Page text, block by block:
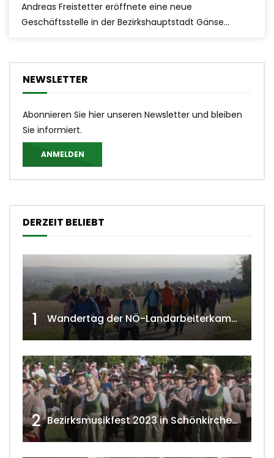
Andreas Freistetter eröffnete eine neue
Geschäftsstelle in der Bezirkshauptstadt Gänse...
NEWSLETTER
Abonnieren Sie hier unseren Newsletter und bleiben
Sie informiert.
ANMELDEN
DERZEIT BELIEBT
1 Wandertag der NÖ-Landarbeiterkammer in Hollabrunn 2024
2 Bezirksmusikfest 2023 in Schönkirchen-Reyersdorf